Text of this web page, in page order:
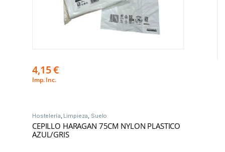
4,15€
Imp. Inc.
Hostelería, Limpieza, Suelo
CEPILLO HARAGAN 75CM NYLON PLASTICO
AZUL/GRIS